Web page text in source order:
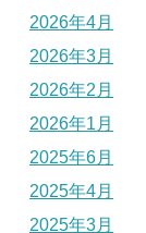
2026年4月
2026年3月
2026年2月
2026年1月
2025年6月
2025年4月
2025年3月